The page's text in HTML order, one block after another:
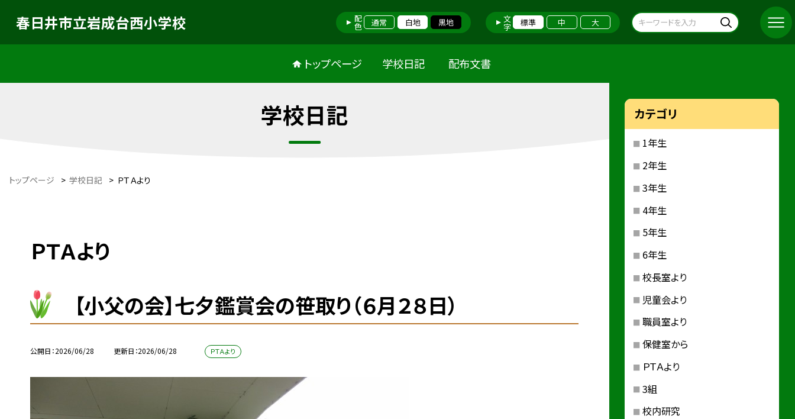
春日井市立岩成台西小学校 配色 通常 白地 黒地 文字 標準 中 大
トップページ 学校日記 配布文書
学校日記
トップページ > 学校日記 > ＰＴＡより
ＰＴＡより
【小父の会】七夕鑑賞会の笹取り（６月２８日）
公開日 2026/06/28 更新日 2026/06/28 ＰＴＡより
カテゴリ
1年生
2年生
3年生
4年生
5年生
6年生
校長室より
児童会より
職員室より
保健室から
ＰＴＡより
3組
校内研究